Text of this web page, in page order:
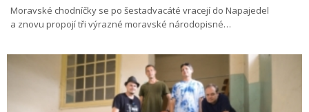
Moravské chodníčky se po šestadvacáté vracejí do Napajedel
a znovu propojí tři výrazné moravské národopisné…